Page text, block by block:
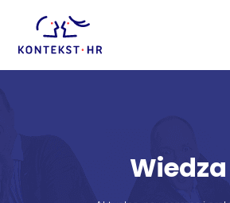
content
Wiedza